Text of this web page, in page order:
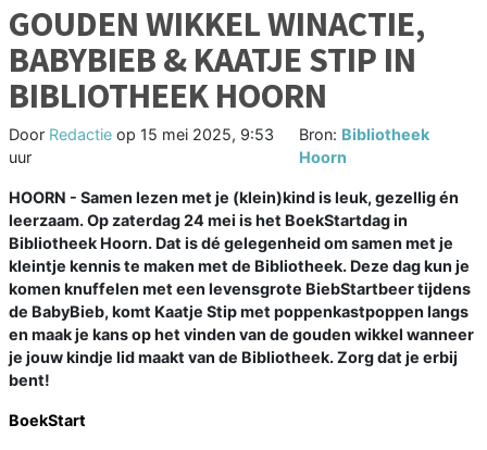
GOUDEN WIKKEL WINACTIE,
BABYBIEB & KAATJE STIP IN
BIBLIOTHEEK HOORN
Door Redactie op 15 mei 2025, 9:53
uur
Bron: Bibliotheek
Hoorn
HOORN - Samen lezen met je (klein)kind is leuk, gezellig én
leerzaam. Op zaterdag 24 mei is het BoekStartdag in
Bibliotheek Hoorn. Dat is dé gelegenheid om samen met je
kleintje kennis te maken met de Bibliotheek. Deze dag kun je
komen knuffelen met een levensgrote BiebStartbeer tijdens
de BabyBieb, komt Kaatje Stip met poppenkastpoppen langs
en maak je kans op het vinden van de gouden wikkel wanneer
je jouw kindje lid maakt van de Bibliotheek. Zorg dat je erbij
bent!
BoekStart